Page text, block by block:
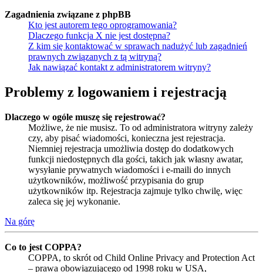
Zagadnienia związane z phpBB
Kto jest autorem tego oprogramowania?
Dlaczego funkcja X nie jest dostępna?
Z kim się kontaktować w sprawach nadużyć lub zagadnień
prawnych związanych z tą witryną?
Jak nawiązać kontakt z administratorem witryny?
Problemy z logowaniem i rejestracją
Dlaczego w ogóle muszę się rejestrować?
Możliwe, że nie musisz. To od administratora witryny zależy
czy, aby pisać wiadomości, konieczna jest rejestracja.
Niemniej rejestracja umożliwia dostęp do dodatkowych
funkcji niedostępnych dla gości, takich jak własny awatar,
wysyłanie prywatnych wiadomości i e-maili do innych
użytkowników, możliwość przypisania do grup
użytkowników itp. Rejestracja zajmuje tylko chwilę, więc
zaleca się jej wykonanie.
Na górę
Co to jest COPPA?
COPPA, to skrót od Child Online Privacy and Protection Act
– prawa obowiązującego od 1998 roku w USA,